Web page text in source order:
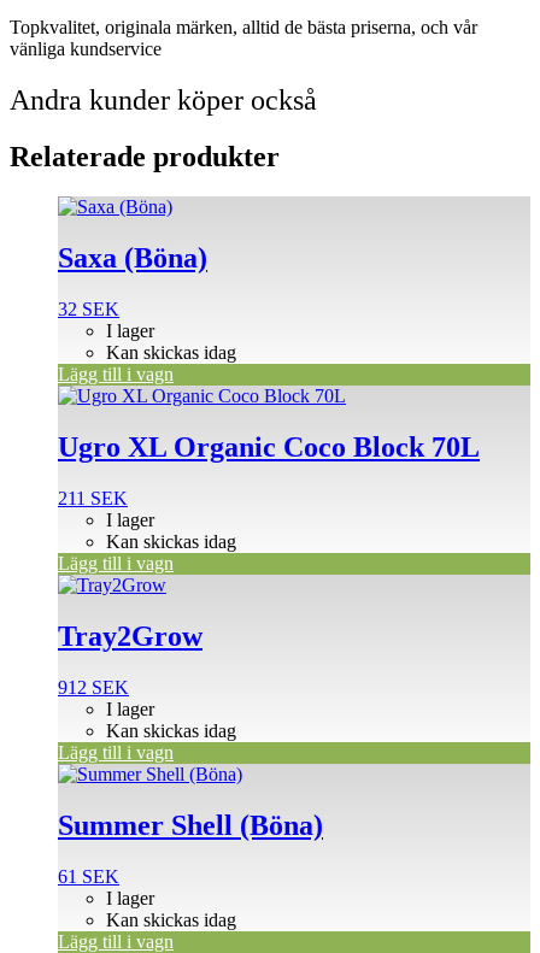
Topkvalitet, originala märken, alltid de bästa priserna, och vår
vänliga kundservice
Andra kunder köper också
Relaterade produkter
Saxa (Böna)
32 SEK
I lager
Kan skickas idag
Lägg till i vagn
Ugro XL Organic Coco Block 70L
211 SEK
I lager
Kan skickas idag
Lägg till i vagn
Tray2Grow
912 SEK
I lager
Kan skickas idag
Lägg till i vagn
Summer Shell (Böna)
61 SEK
I lager
Kan skickas idag
Lägg till i vagn